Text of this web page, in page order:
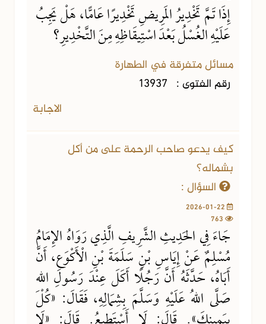
إِذَا تَمَّ تَخْدِيرُ المَرِيضِ تَخْدِيرًا عَامًّا، هَلْ يَجِبُ
عَلَيْهِ الغُسْلُ بَعْدَ اسْتِيقَاظِهِ مِنَ التَّخْدِيرِ؟
مسائل متفرقة في الطهارة
رقم الفتوى : 13937
الاجابة
كيف يدعو صاحب الرحمة على من أكل
بشماله؟
السؤال :
جَاءَ فِي الحَدِيثِ الشَّرِيفِ الَّذِي رَوَاهُ الإِمَامُ
مُسْلِمٌ عَنْ إِيَاسِ بْنِ سَلَمَةَ بْنِ الْأَكْوَعِ، أَنَّ
أَبَاهُ، حَدَّثَهُ أَنَّ رَجُلًا أَكَلَ عِنْدَ رَسُولِ اللهِ
صَلَّى اللهُ عَلَيْهِ وَسَلَّمَ بِشِمَالِهِ، فَقَالَ: «كُلْ